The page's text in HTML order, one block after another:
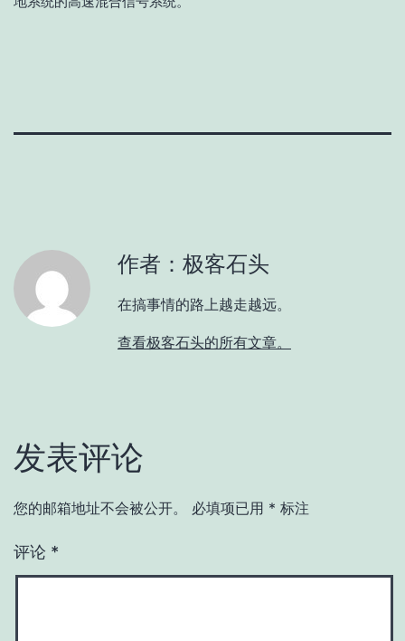
作者：极客石头
在搞事情的路上越走越远。
查看极客石头的所有文章。
发表评论
您的邮箱地址不会被公开。 必填项已用 * 标注
评论 *